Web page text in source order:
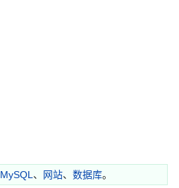
MySQL 、 网站、 数据库。